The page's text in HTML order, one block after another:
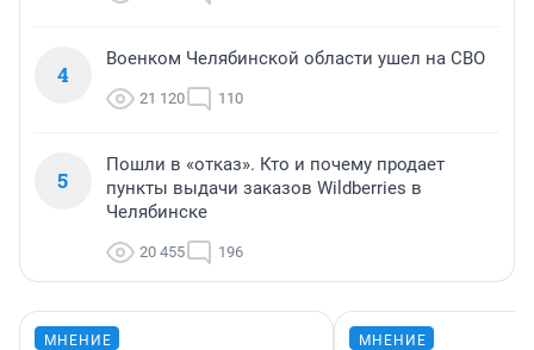
4
Военком Челябинской области ушел на СВО
21 120 110
5
Пошли в «отказ». Кто и почему продает
пункты выдачи заказов Wildberries в
Челябинске
20 455 196
МНЕНИЕ МНЕНИЕ